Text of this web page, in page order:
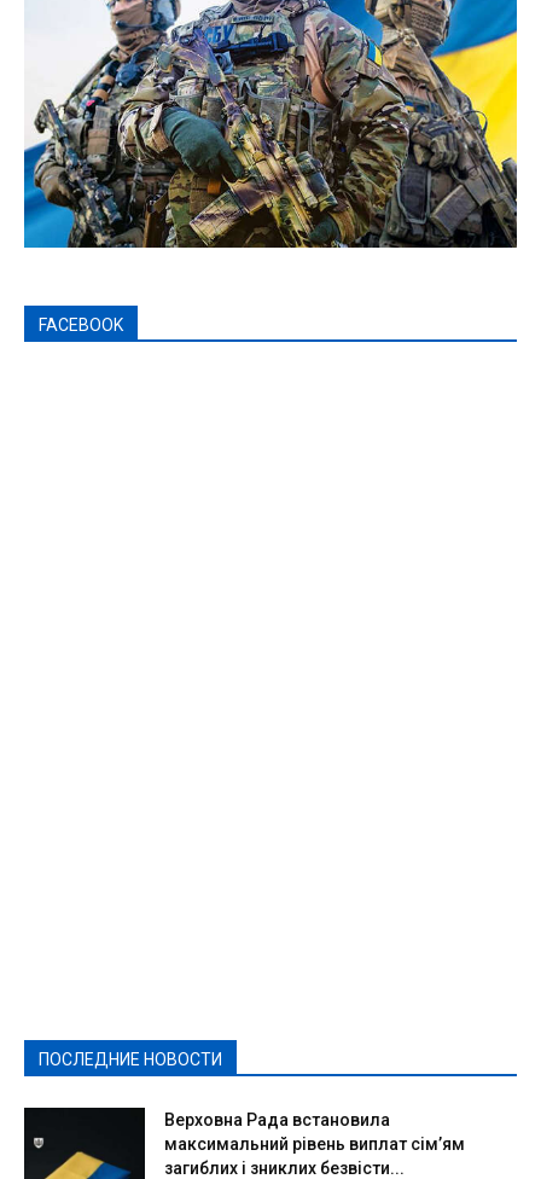
FACEBOOK
ПОСЛЕДНИЕ НОВОСТИ
Верховна Рада встановила
максимальний рівень виплат сім’ям
загиблих і зниклих безвісти...